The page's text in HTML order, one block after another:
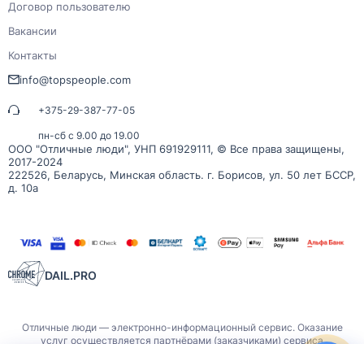
ООО "Отличные люди", УНП 691929111, © Все права защищены,
2017-2024
222526, Беларусь, Минская область. г. Борисов, ул. 50 лет БССР,
д. 10а
Договор пользователю
Вакансии
Контакты
info@topspeople.com
+375-29-387-77-05
пн-сб с 9.00 до 19.00
DAIL.PRO
Отличные люди — электронно-информационный сервис. Оказание
услуг осуществляется партнёрами (заказчиками) сервиса